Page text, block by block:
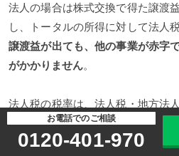
法人の場合は株式交換で得た譲渡
し、トータルの所得に対して法人
譲渡益が出ても、他の事業が赤字
がかかりません。
法人税の税率は、法人税・地方法
特別所得税を合わせて約37%です
社の株主にかかる税金を下表にまと
お電話でのご相談
0120-401-970